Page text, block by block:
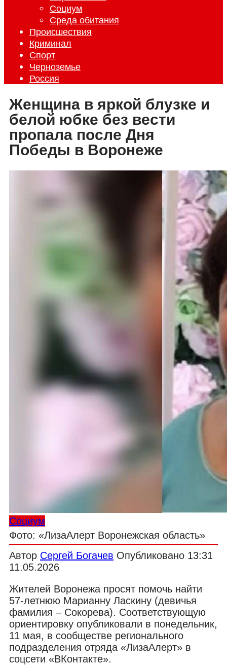
Социум
Среда обитания
Происшествия
Криминал
Спорт
Черноземье
Россия
Женщина в яркой блузке и
белой юбке без вести
пропала после Дня
Победы в Воронеже
Социум
Фото: «ЛизаАлерт Воронежская область»
Автор Сергей Богачев Опубликовано 13:31
11.05.2026
Жителей Воронежа просят помочь найти
57-летнюю Марианну Ласкину (девичья
фамилия – Сокорева). Соответствующую
ориентировку опубликовали в понедельник,
11 мая, в сообществе регионального
подразделения отряда «ЛизаАлерт» в
соцсети «ВКонтакте».